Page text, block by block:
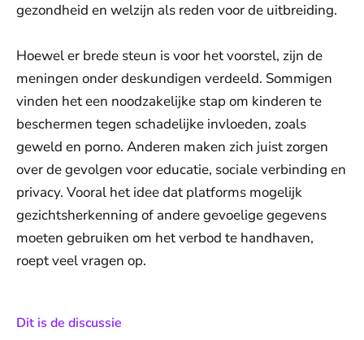
gezondheid en welzijn als reden voor de uitbreiding.
Hoewel er brede steun is voor het voorstel, zijn de
meningen onder deskundigen verdeeld. Sommigen
vinden het een noodzakelijke stap om kinderen te
beschermen tegen schadelijke invloeden, zoals
geweld en porno. Anderen maken zich juist zorgen
over de gevolgen voor educatie, sociale verbinding en
privacy. Vooral het idee dat platforms mogelijk
gezichtsherkenning of andere gevoelige gegevens
moeten gebruiken om het verbod te handhaven,
roept veel vragen op.
Dit is de discussie